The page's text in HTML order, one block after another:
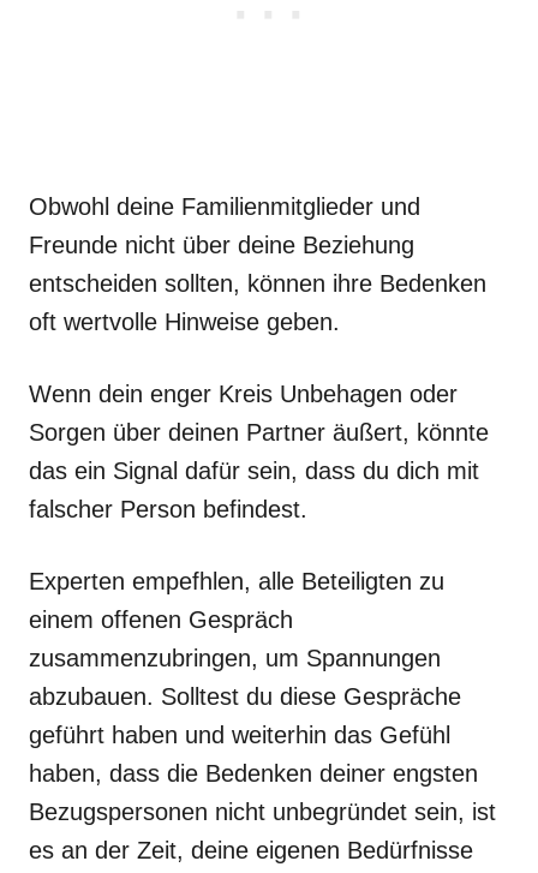
Obwohl deine Familienmitglieder und
Freunde nicht über deine Beziehung
entscheiden sollten, können ihre Bedenken
oft wertvolle Hinweise geben.
Wenn dein enger Kreis Unbehagen oder
Sorgen über deinen Partner äußert, könnte
das ein Signal dafür sein, dass du dich mit
falscher Person befindest.
Experten empefhlen, alle Beteiligten zu
einem offenen Gespräch
zusammenzubringen, um Spannungen
abzubauen. Solltest du diese Gespräche
geführt haben und weiterhin das Gefühl
haben, dass die Bedenken deiner engsten
Bezugspersonen nicht unbegründet sein, ist
es an der Zeit, deine eigenen Bedürfnisse